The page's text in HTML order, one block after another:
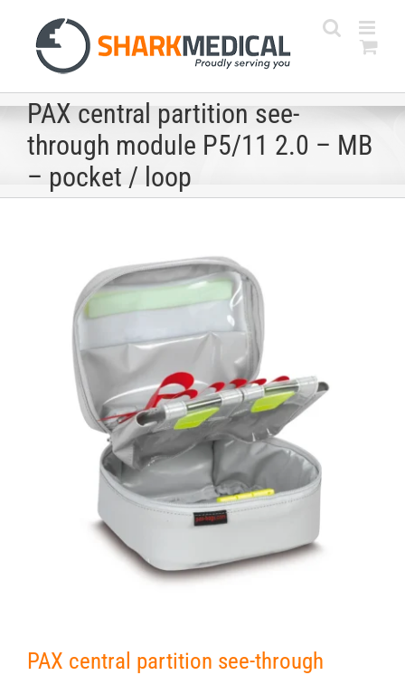
content
PAX central partition see-
through module P5/11 2.0 – MB
– pocket / loop
PAX central partition see-through